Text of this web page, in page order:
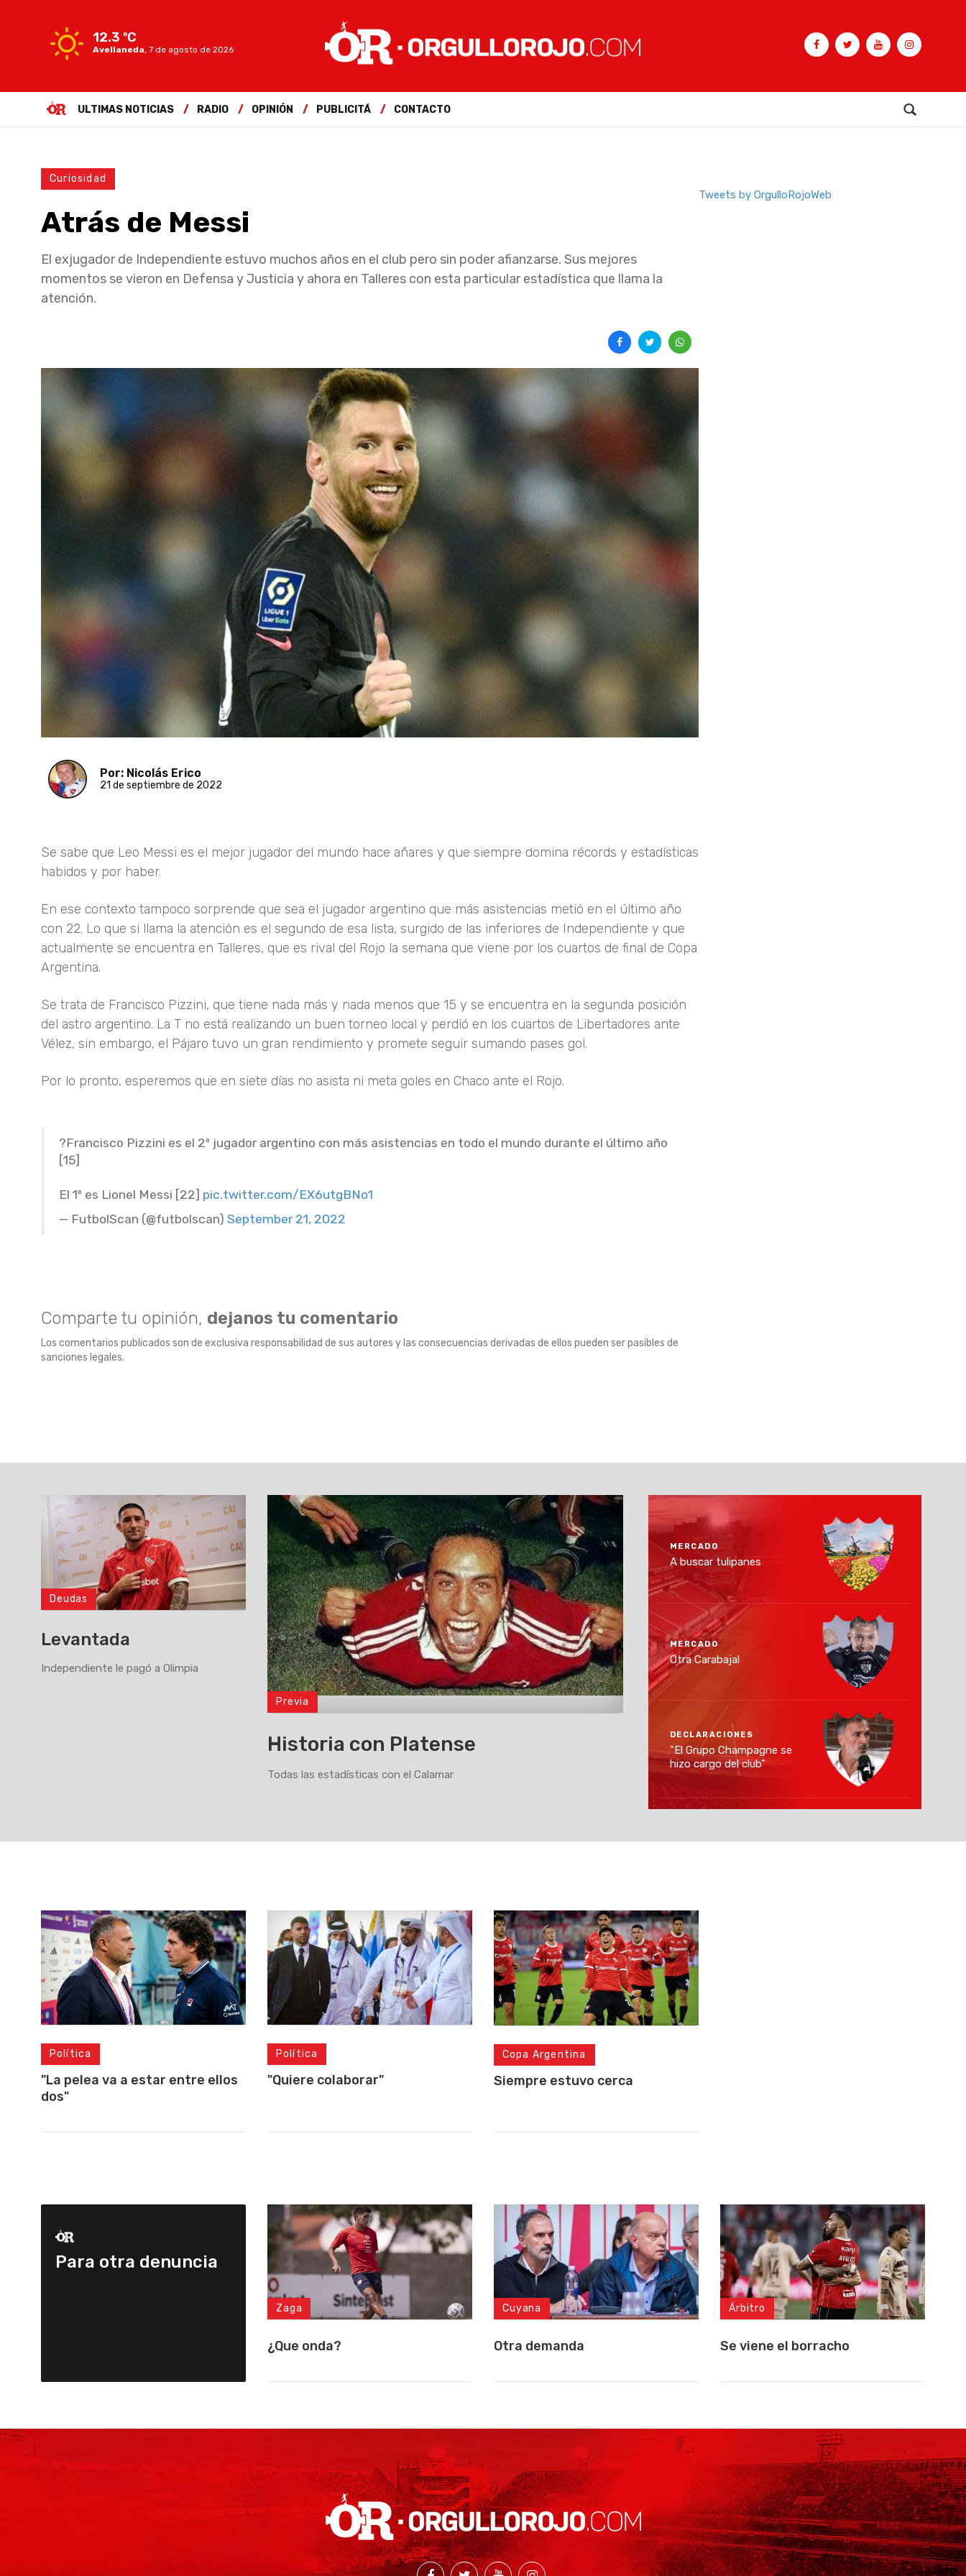
12.3 ºC
Avellaneda, 7 de agosto de 2026
ULTIMAS NOTICIAS RADIO OPINIÓN PUBLICITÁ CONTACTO
Curiosidad
Atrás de Messi
El exjugador de Independiente estuvo muchos años en el club pero sin poder afianzarse. Sus mejores
momentos se vieron en Defensa y Justicia y ahora en Talleres con esta particular estadística que llama la
atención.
Por: Nicolás Erico
21 de septiembre de 2022
Se sabe que Leo Messi es el mejor jugador del mundo hace añares y que siempre domina récords y estadísticas
habidos y por haber.
En ese contexto tampoco sorprende que sea el jugador argentino que más asistencias metió en el último año
con 22. Lo que si llama la atención es el segundo de esa lista, surgido de las inferiores de Independiente y que
actualmente se encuentra en Talleres, que es rival del Rojo la semana que viene por los cuartos de final de Copa
Argentina.
Se trata de Francisco Pizzini, que tiene nada más y nada menos que 15 y se encuentra en la segunda posición
del astro argentino. La T no está realizando un buen torneo local y perdió en los cuartos de Libertadores ante
Vélez, sin embargo, el Pájaro tuvo un gran rendimiento y promete seguir sumando pases gol.
Por lo pronto, esperemos que en siete días no asista ni meta goles en Chaco ante el Rojo.
?Francisco Pizzini es el 2º jugador argentino con más asistencias en todo el mundo durante el último año
[15]
El 1º es Lionel Messi [22] pic.twitter.com/EX6utgBNo1
— FutbolScan (@futbolscan) September 21, 2022
Comparte tu opinión, dejanos tu comentario
Los comentarios publicados son de exclusiva responsabilidad de sus autores y las consecuencias derivadas de ellos pueden ser pasibles de
sanciones legales.
Tweets by OrgulloRojoWeb
Deudas
Levantada
Independiente le pagó a Olimpia
Previa
Historia con Platense
Todas las estadísticas con el Calamar
MERCADO
A buscar tulipanes
MERCADO
Otra Carabajal
DECLARACIONES
"El Grupo Champagne se
hizo cargo del club"
Política
"La pelea va a estar entre ellos
dos"
Política
"Quiere colaborar"
Copa Argentina
Siempre estuvo cerca
Para otra denuncia
Zaga
¿Que onda?
Cuyana
Otra demanda
Árbitro
Se viene el borracho